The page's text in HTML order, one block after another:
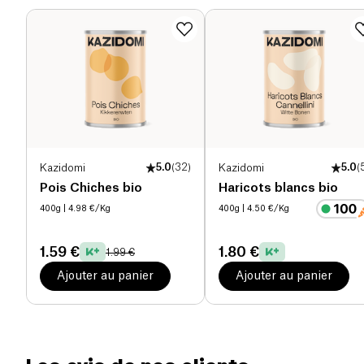
Kazidomi 5.0(32)
Pois Chiches bio
400g | 4.98 €/Kg
1.59 € 1.99 €
Ajouter au panier
Kazidomi 5.0(
Haricots blancs bio
400g | 4.50 €/Kg
1.80 €
Ajouter au panier
Protéines (g) 0 g
0.01 g